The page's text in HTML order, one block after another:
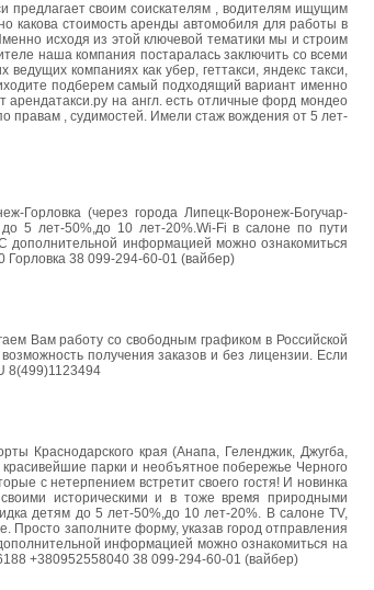
предлагает своим соискателям , водителям ищущим
какова стоимость аренды автомобиля для работы в
исходя из этой ключевой тематики мы и строим
наша компания постаралась заключить со всеми
компаниях как убер, геттакси, яндекс такси,
подберем самый подходящий вариант именно
на англ. есть отличные форд мондео
правам , судимостей. Имели стаж вождения от 5 лет-
Горловка (через города Липецк-Воронеж-Богучар-
5 лет-50%,до 10 лет-20%.Wi-Fi в салоне по пути
дополнительной информацией можно ознакомиться
38 099-294-60-01 (вайбер)
Вам работу со свободным графиком в Российской
получения заказов и без лицензии. Если
8(499)1123494
Краснодарского края (Анапа, Геленджик, Джугба,
красивейшие парки и необъятное побережье Черного
с нетерпением встретит своего гостя! И новинка
историческими и в тоже время природными
детям до 5 лет-50%,до 10 лет-20%. В салоне TV,
Просто заполните форму, указав город отправления
информацией можно ознакомиться на
+380952558040 38 099-294-60-01 (вайбер)